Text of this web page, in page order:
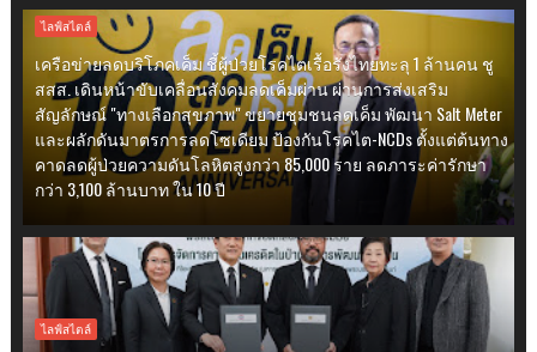
ไลฟ์สไตล์
เครือข่ายลดบริโภคเค็ม ชี้ผู้ป่วยโรคไตเรื้อรังไทยทะลุ 1 ล้านคน ชู
สสส. เดินหน้าขับเคลื่อนสังคมลดเค็มผ่าน ผ่านการส่งเสริม
สัญลักษณ์ "ทางเลือกสุขภาพ" ขยายชุมชนลดเค็ม พัฒนา Salt Meter
และผลักดันมาตรการลดโซเดียม ป้องกันโรคไต-NCDs ตั้งแต่ต้นทาง
คาดลดผู้ป่วยความดันโลหิตสูงกว่า 85,000 ราย ลดภาระค่ารักษา
กว่า 3,100 ล้านบาท ใน 10 ปี
ไลฟ์สไตล์